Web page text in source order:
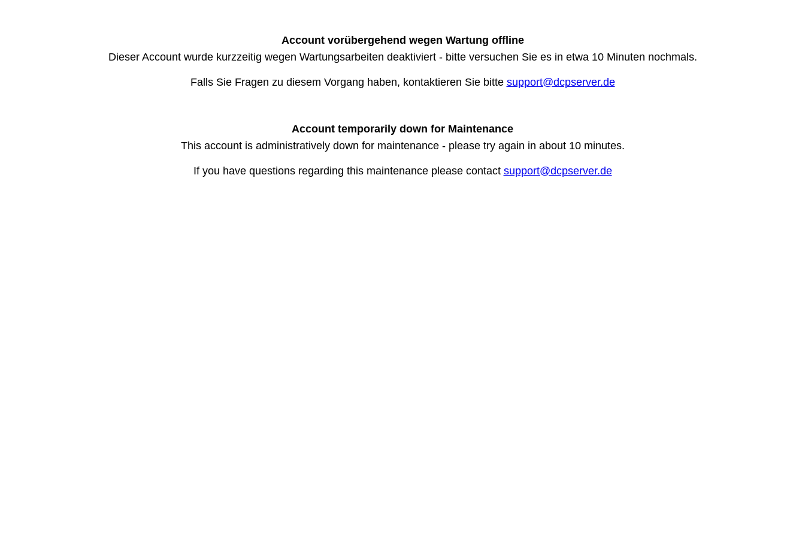
Account vorübergehend wegen Wartung offline
Dieser Account wurde kurzzeitig wegen Wartungsarbeiten deaktiviert - bitte versuchen Sie es in etwa 10 Minuten nochmals.
Falls Sie Fragen zu diesem Vorgang haben, kontaktieren Sie bitte support@dcpserver.de
Account temporarily down for Maintenance
This account is administratively down for maintenance - please try again in about 10 minutes.
If you have questions regarding this maintenance please contact support@dcpserver.de